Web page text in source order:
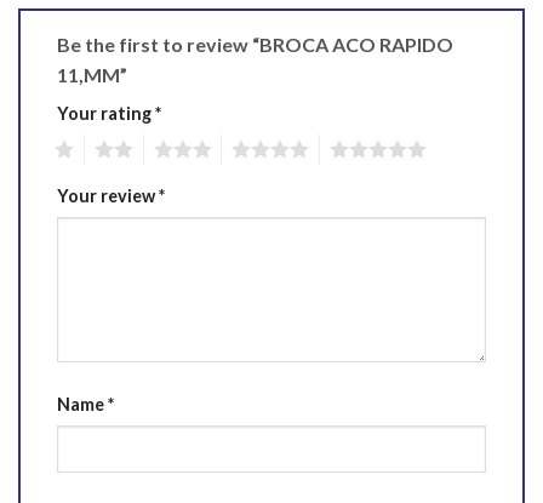
Be the first to review “BROCA ACO RAPIDO
11,MM”
Your rating*
Your review*
Name*